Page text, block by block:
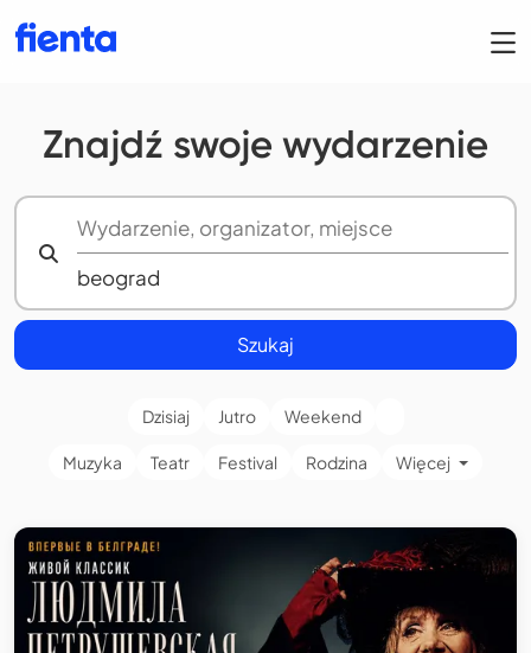
Znajdź swoje wydarzenie
Szukaj
Dzisiaj Jutro Weekend
Muzyka Teatr Festival Rodzina Więcej